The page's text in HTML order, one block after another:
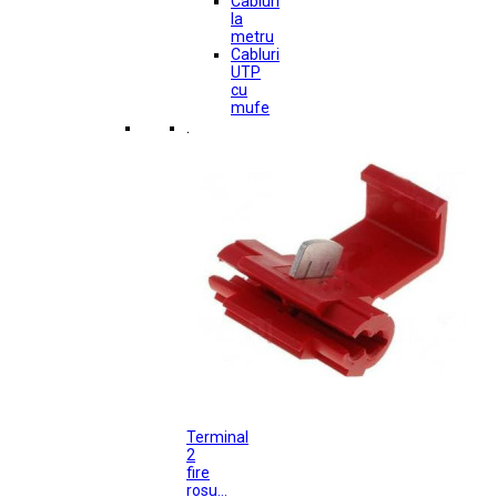
la
metru
Cabluri
UTP
cu
mufe
.
Terminal
2
fire
rosu...